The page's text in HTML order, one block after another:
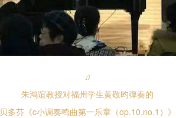
♫
朱鸿谊教授对福州学生黄敬昀弹奏的
贝多芬《c小调奏鸣曲第一乐章（op.10,no.1）》